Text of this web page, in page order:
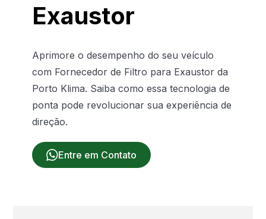
Exaustor
Aprimore o desempenho do seu veículo
com Fornecedor de Filtro para Exaustor da
Porto Klima. Saiba como essa tecnologia de
ponta pode revolucionar sua experiência de
direção.
Entre em Contato